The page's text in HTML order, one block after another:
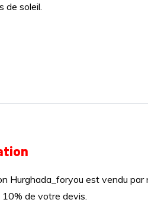
de soleil.
Hurghada_foryou est vendu
de votre devis.